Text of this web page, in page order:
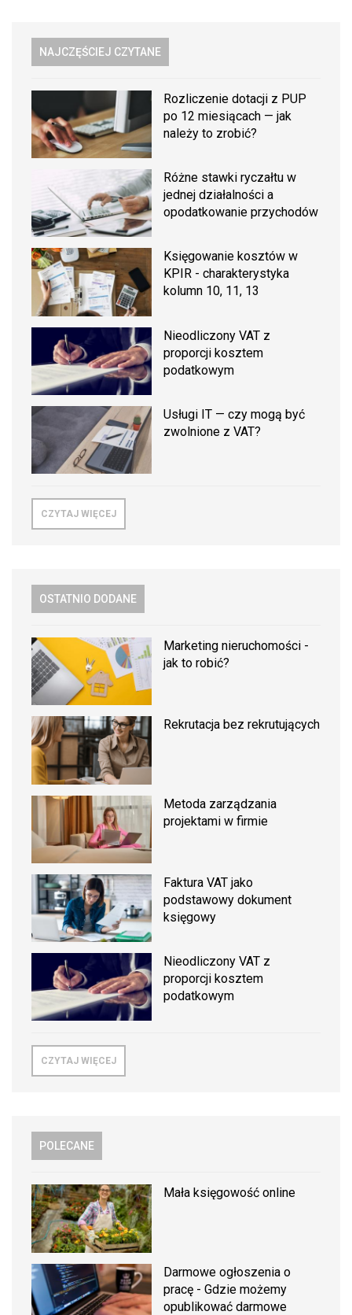
NAJCZĘŚCIEJ CZYTANE
Rozliczenie dotacji z PUP
po 12 miesiącach — jak
należy to zrobić?
Różne stawki ryczałtu w
jednej działalności a
opodatkowanie przychodów
Księgowanie kosztów w
KPIR - charakterystyka
kolumn 10, 11, 13
Nieodliczony VAT z
proporcji kosztem
podatkowym
Usługi IT — czy mogą być
zwolnione z VAT?
CZYTAJ WIĘCEJ
OSTATNIO DODANE
Marketing nieruchomości -
jak to robić?
Rekrutacja bez rekrutujących
Metoda zarządzania
projektami w firmie
Faktura VAT jako
podstawowy dokument
księgowy
Nieodliczony VAT z
proporcji kosztem
podatkowym
CZYTAJ WIĘCEJ
POLECANE
Mała księgowość online
Darmowe ogłoszenia o
pracę - Gdzie możemy
opublikować darmowe